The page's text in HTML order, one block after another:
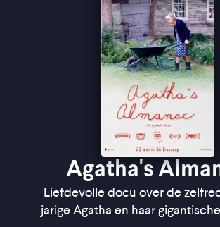
''De documentaire voelt liefdevol en
sentimenteel te worden'' ★★★★
''Een miniatuur en een monument
Agatha's
Liefdevolle docu over de
jarige Agatha en haar